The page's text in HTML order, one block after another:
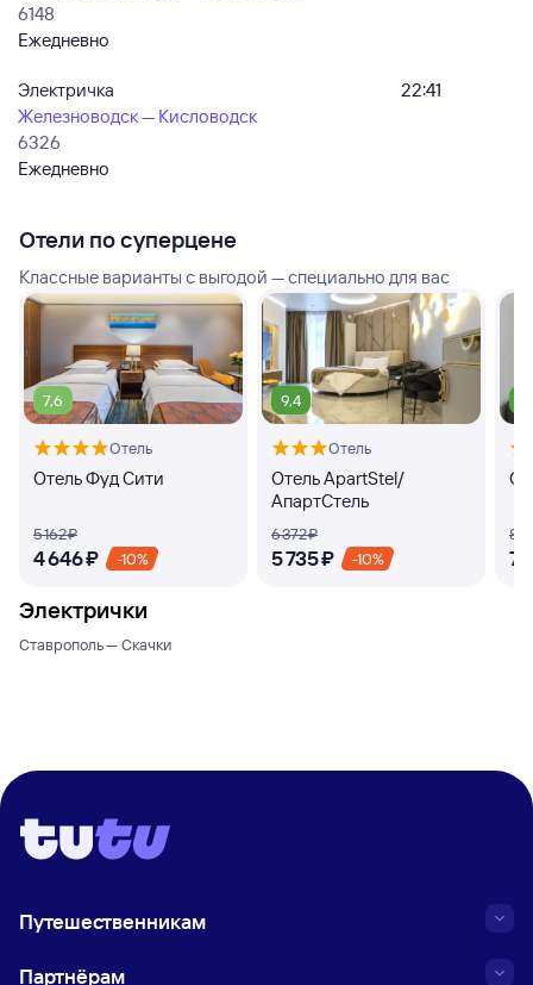
6148
Ежедневно
Электричка
Железноводск — Кисловодск
6326
Ежедневно
22:41
Отели по суперцене
Классные варианты с выгодой — специально для вас
7,6
Отель
Отель Фуд Сити
5 ⁠162 ⁠₽
4 ⁠646 ⁠₽ -10%
9,4
Отель
Отель ApartStel/
АпартСтель
6 ⁠372 ⁠₽
5 ⁠735 ⁠₽ -10%
8
7
Электрички
Ставрополь — Скачки
Путешественникам
Партнёрам